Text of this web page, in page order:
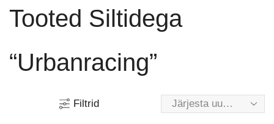
Tooted Siltidega
“urbanracing”
Filtrid